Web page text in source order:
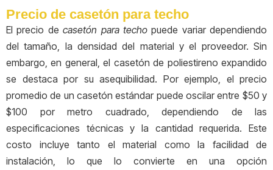
Precio de casetón para techo
El precio decasetón para techopuede variar dependiendo
del tamaño, la densidad del material y el proveedor. Sin
embargo, en general, el casetón de poliestireno expandido
se destaca por su asequibilidad. Por ejemplo, el precio
promedio de un casetón estándar puede oscilar entre $50 y
$100 por metro cuadrado, dependiendo de las
especificaciones técnicas y la cantidad requerida. Este
costo incluye tanto el material como la facilidad de
instalación, lo que lo convierte en una opción